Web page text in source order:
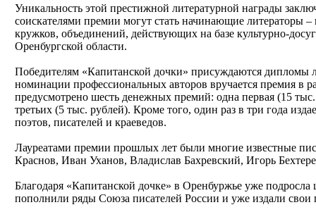
Уникальность этой престижной литературной награды
соискателями премии могут стать начинающие литераторы
кружков, объединений, действующих на базе культурно-
Оренбургской области.
Победителям «Капитанской дочки» присуждаются дипломы
номинации профессиональных авторов вручается премия в
предусмотрено шесть денежных премий: одна первая (15
третьих (5 тыс. рублей). Кроме того, один раз в три года
поэтов, писателей и краеведов.
Лауреатами премии прошлых лет были многие известные
Краснов, Иван Уханов, Владислав Бахревский, Игорь
Благодаря «Капитанской дочке» в Оренбуржье уже подросла
пополнили ряды Союза писателей России и уже издали свои